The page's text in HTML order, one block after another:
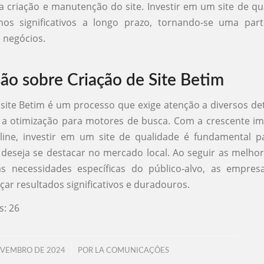
criação e manutenção do site. Investir em um site de
significativos a longo prazo, tornando-se uma
sobre Criação de Site Betim
Betim é um processo que exige atenção a diversos
otimização para motores de busca. Com a crescente
investir em um site de qualidade é fundamental
se destacar no mercado local. Ao seguir as
necessidades específicas do público-alvo, as
resultados significativos e duradouros.
26
DE 2024
/ POR LA COMUNICAÇÕES